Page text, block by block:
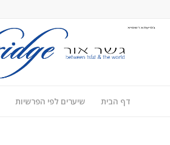
דף הבית שיערים לפי הפרשיות